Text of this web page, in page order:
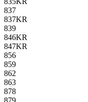
837
837KR
839
846KR
847KR
856
859
862
863
878
879